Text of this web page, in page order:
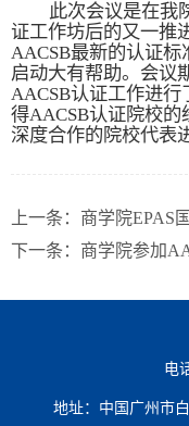
此次会议是在我
证工作坊后的又一推
AACSB最新的认证
启动大有帮助。会议
AACSB认证工作进
得AACSB认证院校
深度合作的院校代表
上一条： 商学院EPAS
下一条： 商学院参加
电
地址：中国广州市